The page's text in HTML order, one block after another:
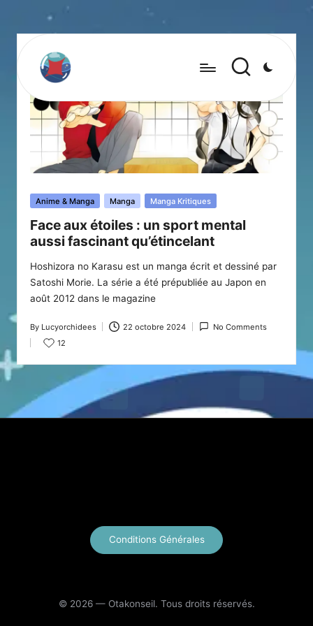
Posted
Anime & Manga Manga Manga Kritiques
Face aux étoiles : un sport mental
aussi fascinant qu’étincelant
Hoshizora no Karasu est un manga écrit et dessiné par
Satoshi Morie. La série a été prépubliée au Japon en
août 2012 dans le magazine
Posted
by
By Lucyorchidees 22 octobre 2024
No Comments
12
Conditions Générales
© 2026 — Otakonseil. Tous droits réservés.